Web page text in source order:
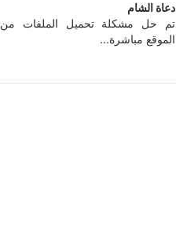
دعاة الشام
تم حل مشكلة تحميل الملفات من
الموقع مباشرة...